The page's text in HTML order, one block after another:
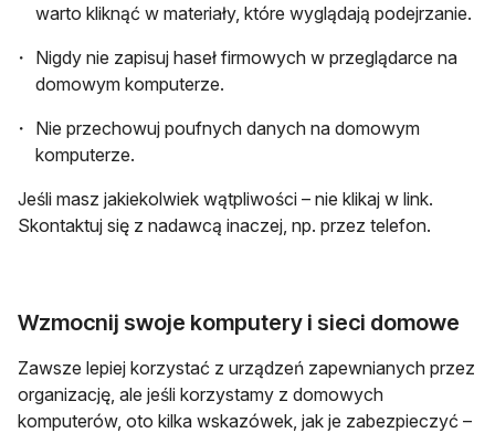
warto kliknąć w materiały, które wyglądają podejrzanie.
Nigdy nie zapisuj haseł firmowych w przeglądarce na
domowym komputerze.
Nie przechowuj poufnych danych na domowym
komputerze.
Jeśli masz jakiekolwiek wątpliwości – nie klikaj w link.
Skontaktuj się z nadawcą inaczej, np. przez telefon.
Wzmocnij swoje komputery i sieci domowe
Zawsze lepiej korzystać z urządzeń zapewnianych przez
organizację, ale jeśli korzystamy z domowych
komputerów, oto kilka wskazówek, jak je zabezpieczyć –